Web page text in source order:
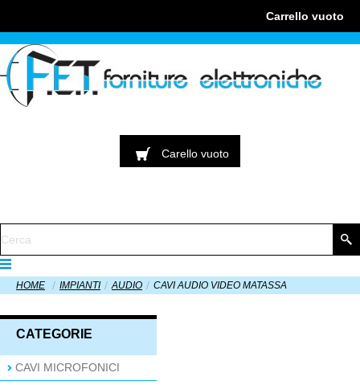
Carrello vuoto
Carello vuoto
HOME IMPIANTI AUDIO CAVI AUDIO VIDEO MATASSA
CATEGORIE
CAVI MICROFONICI